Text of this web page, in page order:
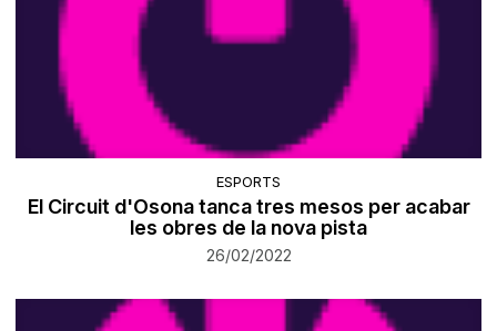
ESPORTS
El Circuit d'Osona tanca tres mesos per acabar
les obres de la nova pista
26/02/2022